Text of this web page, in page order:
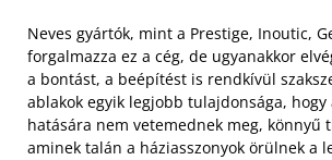
Neves gyártók, mint a Prestige, Inoutic,
forgalmazza ez a cég, de ugyanakkor
a bontást, a beépítést is rendkívül
ablakok egyik legjobb tulajdonsága, hogy
hatására nem vetemednek meg, könnyű
aminek talán a háziasszonyok örülnek a